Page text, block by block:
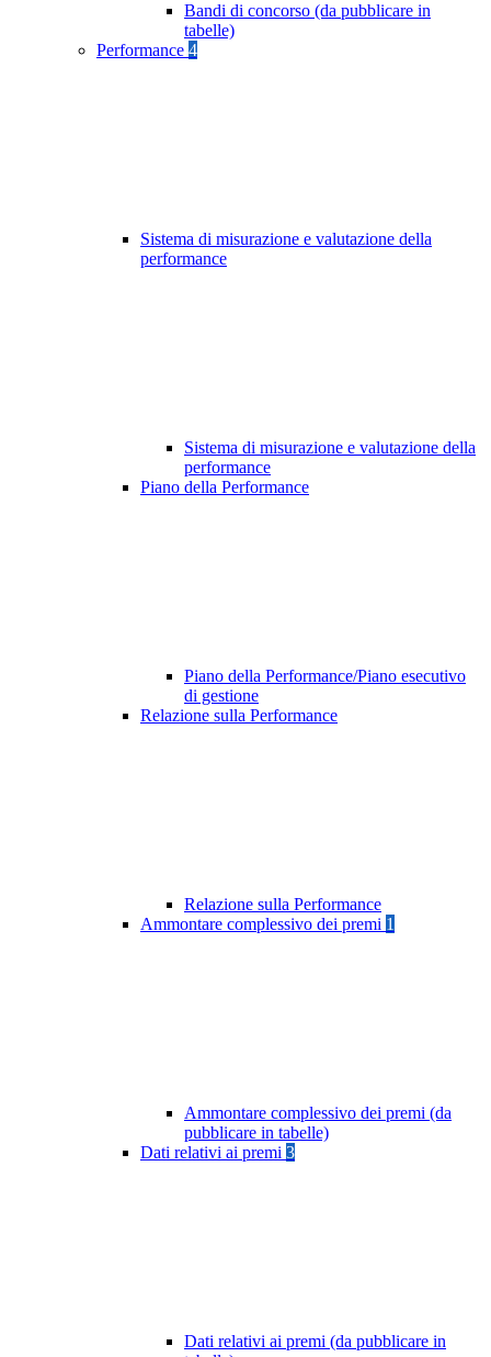
Bandi di concorso (da pubblicare in
tabelle)
Performance 4
Sistema di misurazione e valutazione della
performance
Sistema di misurazione e valutazione della
performance
Piano della Performance
Piano della Performance/Piano esecutivo
di gestione
Relazione sulla Performance
Relazione sulla Performance
Ammontare complessivo dei premi 1
Ammontare complessivo dei premi (da
pubblicare in tabelle)
Dati relativi ai premi 3
Dati relativi ai premi (da pubblicare in